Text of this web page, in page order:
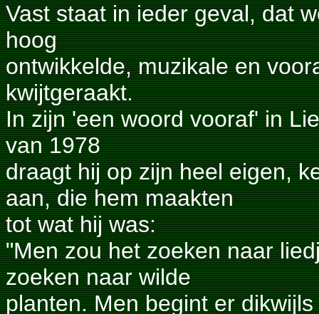
Vast staat in ieder geval, dat
hoog
ontwikkelde, muzikale en
kwijtgeraakt.
In zijn 'een woord vooraf' in
van 1978
draagt hij op zijn heel eigen,
aan, die hem maakten
tot wat hij was:
"Men zou het zoeken naar
zoeken naar wilde
planten. Men begint er